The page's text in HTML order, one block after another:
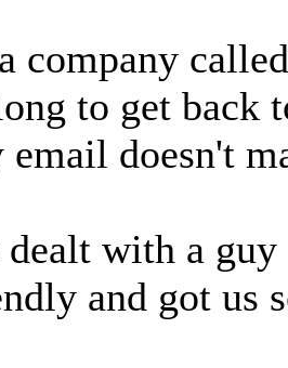
company
to get back
email doesn't
dealt with a
and got us